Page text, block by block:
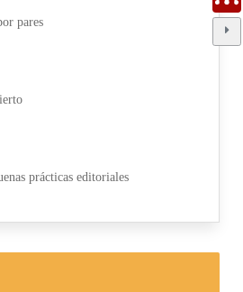
pares
prácticas editoriales